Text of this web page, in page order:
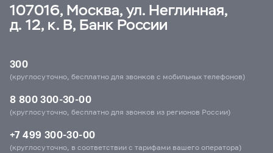
107016, Москва, ул. Неглинная,
д. 12, к. В, Банк России
300
(круглосуточно, бесплатно для звонков с мобильных телефонов)
8 800 300-30-00
(круглосуточно, бесплатно для звонков из регионов России)
+7 499 300-30-00
(круглосуточно, в соответствии с тарифами вашего оператора)